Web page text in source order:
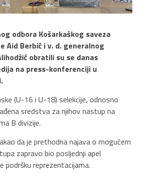
odbora Košarkaškog saveza
Aid Berbić i v. d. generalnog
obratili su se danas
na press-konferenciji u
(U-16 i U-18) selekcije, odnosno
sredstva za njihov nastup na
B divizije.
da je prethodna najava o mogućem
zapravo bio posljednji apel
podršku reprezentacijama.